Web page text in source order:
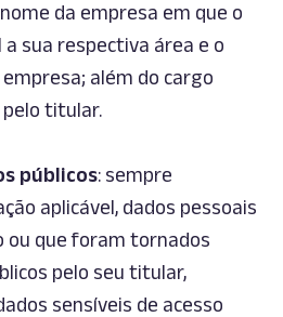
da empresa em que o
sua respectiva área e o
além do cargo
pelo titular.
públicos: sempre
aplicável, dados pessoais
ou que foram tornados
pelo seu titular,
sensíveis de acesso